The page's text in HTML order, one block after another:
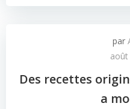
par
août
Des recettes
a